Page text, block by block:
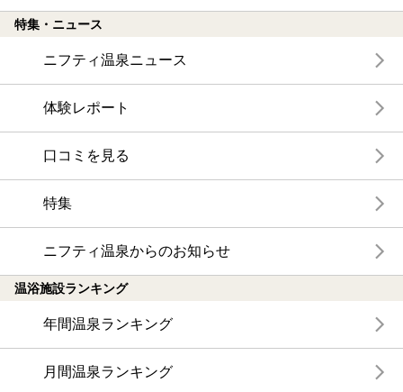
特集・ニュース
ニフティ温泉ニュース
体験レポート
口コミを見る
特集
ニフティ温泉からのお知らせ
温浴施設ランキング
年間温泉ランキング
月間温泉ランキング